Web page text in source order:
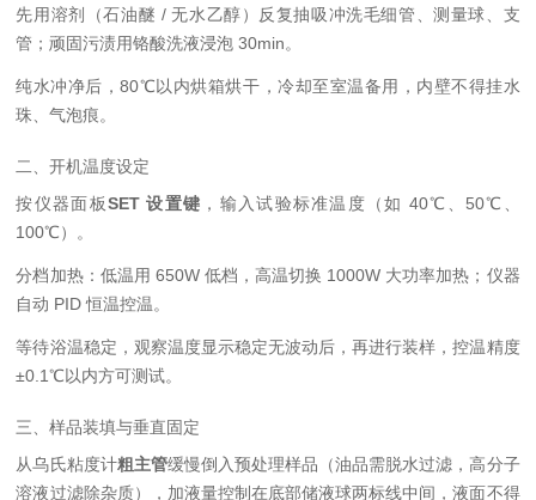
先用溶剂（石油醚 / 无水乙醇）反复抽吸冲洗毛细管、测量球、支
管；顽固污渍用铬酸洗液浸泡 30min。
纯水冲净后，80℃以内烘箱烘干，冷却至室温备用，内壁不得挂水
珠、气泡痕。
二、开机温度设定
按仪器面板SET 设置键 ，输入试验标准温度（如 40℃、50℃、
100℃）。
分档加热：低温用 650W 低档，高温切换 1000W 大功率加热；仪器
自动 PID 恒温控温。
等待浴温稳定，观察温度显示稳定无波动后，再进行装样，控温精度
±0.1℃以内方可测试。
三、样品装填与垂直固定
从乌氏粘度计粗主管缓慢倒入预处理样品（油品需脱水过滤，高分子
溶液过滤除杂质），加液量控制在底部储液球两标线中间，液面不得